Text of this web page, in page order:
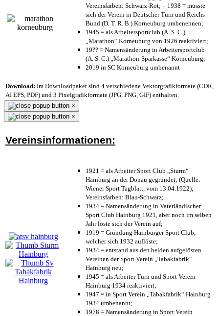
Vereinsfarben: Schwarz-Rot; – 1938 = musste
sich der Verein in Deutscher Turn und Reichs
Bund (D. T. R. B.) Korneuburg umbenennen;
1945 = als Arbeitersportclub (A. S. C.)
„Marathon“ Korneuburg von 1926 reaktiviert;
19?? = Namensänderung in Arbeitersportclub
(A. S. C.) „Marathon-Sparkasse“ Korneuburg;
2019 in SC Korneuburg umbenannt
Download: Im Downloadpaket sind 4 verschiedene Vektorgrafikformate (CDR,
AI EPS, PDF) und 3 Pixelgrafikformate (JPG, PNG, GIF) enthalten.
×
×
Vereinsinformationen:
1921 = als Arbeiter Sport Club „Sturm“
Hainburg an der Donau gegründet; (Quelle:
Wiener Sport Tagblatt, vom 13.04.1922);
Vereinsfarben: Blau-Schwarz;
1934 = Namensänderung in Vaterländischer
Sport Club Hainburg 1921, aber noch im selben
Jahr löste sich der Verein auf;
1919 = Gründung Hainburger Sport Club,
welcher sich 1932 auflöste;
1934 = entstand aus den beiden aufgelösten
Vereinen der Sport Verein „Tabakfabrik“
Hainburg neu;
1945 = als Arbeiter Turn und Sport Verein
Hainburg 1934 reaktiviert;
1947 = in Sport Verein „Tabakfabrik“ Hainburg
1934 umbenannt;
1978 = Namensänderung in Sport Verein